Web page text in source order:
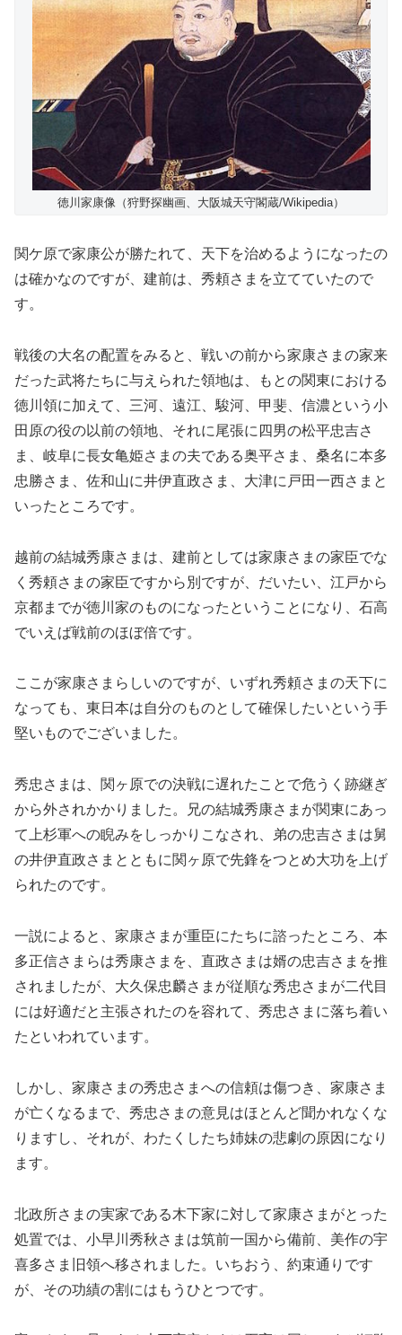
徳川家康像（狩野探幽画、大阪城天守閣蔵/Wikipedia）
関ケ原で家康公が勝たれて、天下を治めるようになったの
は確かなのですが、建前は、秀頼さまを立てていたので
す。
戦後の大名の配置をみると、戦いの前から家康さまの家来
だった武将たちに与えられた領地は、もとの関東における
徳川領に加えて、三河、遠江、駿河、甲斐、信濃という小
田原の役の以前の領地、それに尾張に四男の松平忠吉さ
ま、岐阜に長女亀姫さまの夫である奥平さま、桑名に本多
忠勝さま、佐和山に井伊直政さま、大津に戸田一西さまと
いったところです。
越前の結城秀康さまは、建前としては家康さまの家臣でな
く秀頼さまの家臣ですから別ですが、だいたい、江戸から
京都までが徳川家のものになったということになり、石高
でいえば戦前のほぼ倍です。
ここが家康さまらしいのですが、いずれ秀頼さまの天下に
なっても、東日本は自分のものとして確保したいという手
堅いものでございました。
秀忠さまは、関ヶ原での決戦に遅れたことで危うく跡継ぎ
から外されかかりました。兄の結城秀康さまが関東にあっ
て上杉軍への睨みをしっかりこなされ、弟の忠吉さまは舅
の井伊直政さまとともに関ヶ原で先鋒をつとめ大功を上げ
られたのです。
一説によると、家康さまが重臣にたちに諮ったところ、本
多正信さまらは秀康さまを、直政さまは婿の忠吉さまを推
されましたが、大久保忠麟さまが従順な秀忠さまが二代目
には好適だと主張されたのを容れて、秀忠さまに落ち着い
たといわれています。
しかし、家康さまの秀忠さまへの信頼は傷つき、家康さま
が亡くなるまで、秀忠さまの意見はほとんど聞かれなくな
りますし、それが、わたくしたち姉妹の悲劇の原因になり
ます。
北政所さまの実家である木下家に対して家康さまがとった
処置では、小早川秀秋さまは筑前一国から備前、美作の宇
喜多さま旧領へ移されました。いちおう、約束通りです
が、その功績の割にはもうひとつです。